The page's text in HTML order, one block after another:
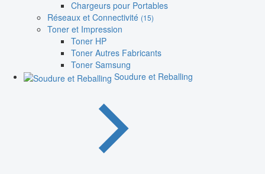
Chargeurs pour Portables
Réseaux et Connectivité (15)
Toner et Impression
Toner HP
Toner Autres Fabricants
Toner Samsung
Soudure et Reballing